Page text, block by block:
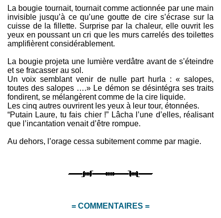
La bougie tournait, tournait comme actionnée par une main
invisible jusqu’à ce qu’une goutte de cire s’écrase sur la
cuisse de la fillette. Surprise par la chaleur, elle ouvrit les
yeux en poussant un cri que les murs carrelés des toilettes
amplifièrent considérablement.
La bougie projeta une lumière verdâtre avant de s’éteindre
et se fracasser au sol.
Un voix semblant venir de nulle part hurla : « salopes,
toutes des salopes ….» Le démon se désintégra ses traits
fondirent, se mélangèrent comme de la cire liquide.
Les cinq autres ouvrirent les yeux à leur tour, étonnées.
“Putain Laure, tu fais chier !” Lâcha l’une d’elles, réalisant
que l’incantation venait d’être rompue.
Au dehors, l’orage cessa subitement comme par magie.
= COMMENTAIRES =